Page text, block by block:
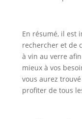
En résumé, il est
rechercher et de
à vin au verre
mieux à vos
vous aurez
profiter de tous